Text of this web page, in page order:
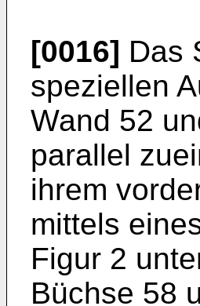
[0016] Das
speziellen
Wand 52
parallel
ihrem
mittels
Figur 2
Büchse 58